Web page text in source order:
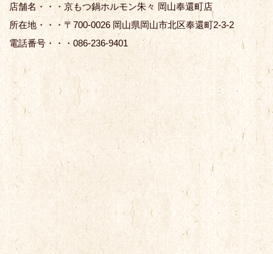
店舗名・・・京もつ鍋ホルモン朱々 岡山奉還町店
所在地・・・〒700-0026 岡山県岡山市北区奉還町2-3-2
電話番号・・・086-236-9401